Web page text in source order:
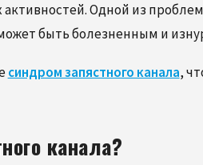
Одной из
быть болезненным и
синдром запястного канала,
канала?